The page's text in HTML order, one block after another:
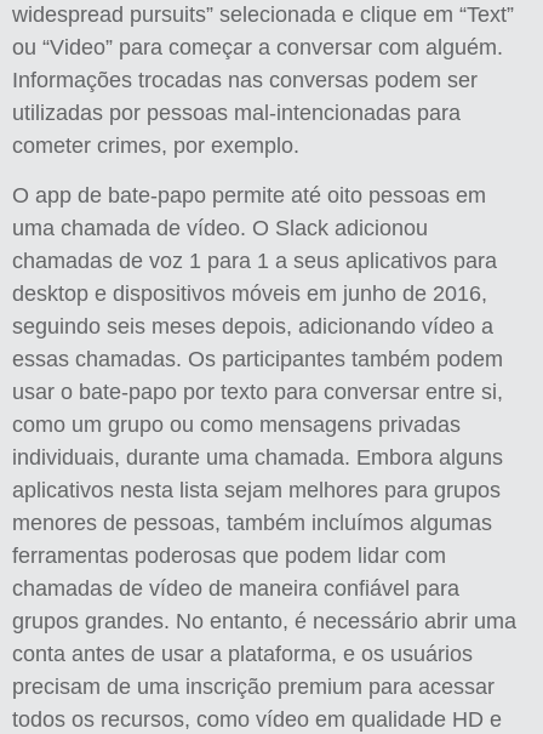
widespread pursuits” selecionada e clique em “Text”
ou “Video” para começar a conversar com alguém.
Informações trocadas nas conversas podem ser
utilizadas por pessoas mal-intencionadas para
cometer crimes, por exemplo.
O app de bate-papo permite até oito pessoas em
uma chamada de vídeo. O Slack adicionou
chamadas de voz 1 para 1 a seus aplicativos para
desktop e dispositivos móveis em junho de 2016,
seguindo seis meses depois, adicionando vídeo a
essas chamadas. Os participantes também podem
usar o bate-papo por texto para conversar entre si,
como um grupo ou como mensagens privadas
individuais, durante uma chamada. Embora alguns
aplicativos nesta lista sejam melhores para grupos
menores de pessoas, também incluímos algumas
ferramentas poderosas que podem lidar com
chamadas de vídeo de maneira confiável para
grupos grandes. No entanto, é necessário abrir uma
conta antes de usar a plataforma, e os usuários
precisam de uma inscrição premium para acessar
todos os recursos, como vídeo em qualidade HD e